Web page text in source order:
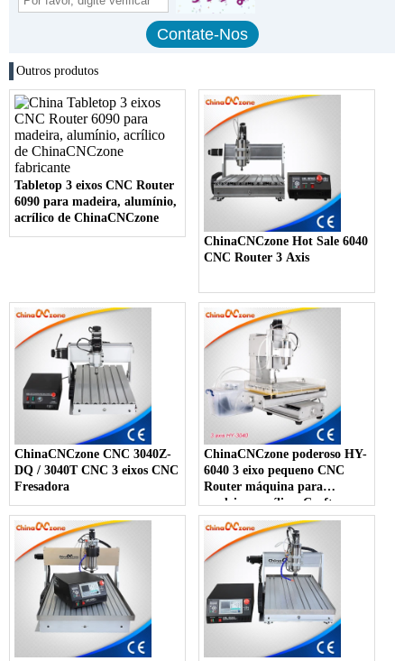
Outros produtos
Tabletop 3 eixos CNC Router
6090 para madeira, alumínio,
acrílico de ChinaCNCzone
ChinaCNCzone Hot Sale 6040
CNC Router 3 Axis
ChinaCNCzone CNC 3040Z-
DQ / 3040T CNC 3 eixos CNC
Fresadora
ChinaCNCzone poderoso HY-
6040 3 eixo pequeno CNC
Router máquina para
madeira, acrílico, Craftman,
Hobby e Workshop
(1500W/2200W)